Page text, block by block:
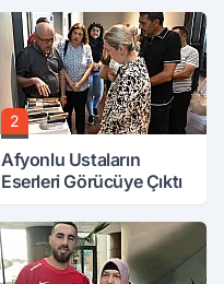
2
Afyonlu Ustaların
Eserleri Görücüye Çıktı